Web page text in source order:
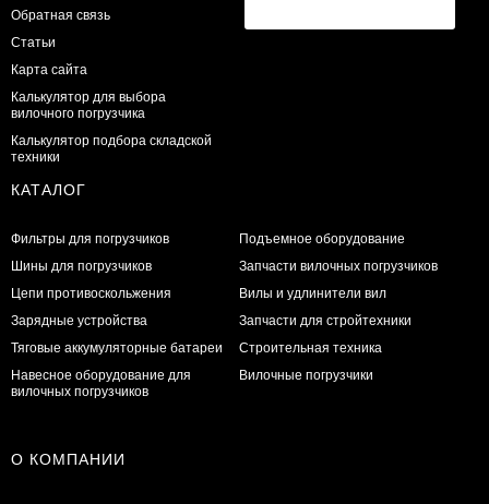
Обратная связь
Статьи
Карта сайта
Калькулятор для выбора
вилочного погрузчика
Калькулятор подбора складской
техники
КАТАЛОГ
Фильтры для погрузчиков
Шины для погрузчиков
Цепи противоскольжения
Зарядные устройства
Тяговые аккумуляторные батареи
Навесное оборудование для
вилочных погрузчиков
Подъемное оборудование
Запчасти вилочных погрузчиков
Вилы и удлинители вил
Запчасти для стройтехники
Строительная техника
Вилочные погрузчики
О КОМПАНИИ